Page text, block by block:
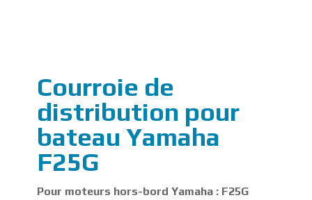
Courroie de
distribution pour
bateau Yamaha
F25G
Pour moteurs hors-bord Yamaha : F25G